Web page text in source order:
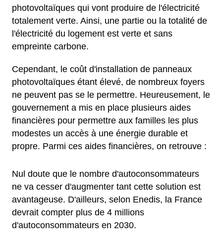
photovoltaïques qui vont produire de l'électricité
totalement verte. Ainsi, une partie ou la totalité de
l'électricité du logement est verte et sans
empreinte carbone.
Cependant, le coût d'installation de panneaux
photovoltaïques étant élevé, de nombreux foyers
ne peuvent pas se le permettre. Heureusement, le
gouvernement a mis en place plusieurs aides
financières pour permettre aux familles les plus
modestes un accès à une énergie durable et
propre. Parmi ces aides financières, on retrouve :
Nul doute que le nombre d'autoconsommateurs
ne va cesser d'augmenter tant cette solution est
avantageuse. D'ailleurs, selon Enedis, la France
devrait compter plus de 4 millions
d'autoconsommateurs en 2030.